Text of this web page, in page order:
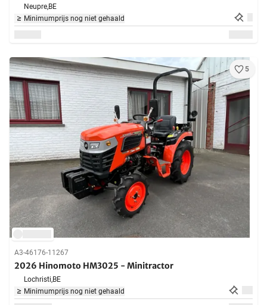
Neupre,BE
Minimumprijs nog niet gehaald
5
A3-46176-11267
2026 Hinomoto HM3025 - Minitractor
Lochristi,BE
Minimumprijs nog niet gehaald